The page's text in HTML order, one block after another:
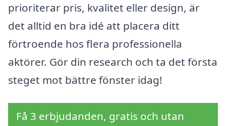
prioriterar pris, kvalitet eller design, är
det alltid en bra idé att placera ditt
förtroende hos flera professionella
aktörer. Gör din research och ta det första
steget mot bättre fönster idag!
Få 3 erbjudanden, gratis och utan